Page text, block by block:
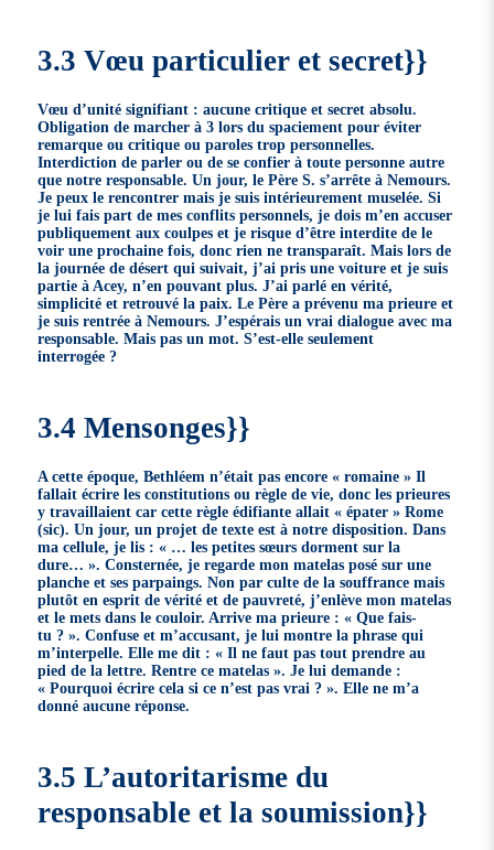
3.3 Vœu particulier et secret}}
Vœu d’unité signifiant : aucune critique et secret absolu.
Obligation de marcher à 3 lors du spaciement pour éviter
remarque ou critique ou paroles trop personnelles.
Interdiction de parler ou de se confier à toute personne autre
que notre responsable. Un jour, le Père S. s’arrête à Nemours.
Je peux le rencontrer mais je suis intérieurement muselée. Si
je lui fais part de mes conflits personnels, je dois m’en accuser
publiquement aux coulpes et je risque d’être interdite de le
voir une prochaine fois, donc rien ne transparaît. Mais lors de
la journée de désert qui suivait, j’ai pris une voiture et je suis
partie à Acey, n’en pouvant plus. J’ai parlé en vérité,
simplicité et retrouvé la paix. Le Père a prévenu ma prieure et
je suis rentrée à Nemours. J’espérais un vrai dialogue avec ma
responsable. Mais pas un mot. S’est-elle seulement
interrogée ?
3.4 Mensonges}}
A cette époque, Bethléem n’était pas encore « romaine » Il
fallait écrire les constitutions ou règle de vie, donc les prieures
y travaillaient car cette règle édifiante allait « épater » Rome
(sic). Un jour, un projet de texte est à notre disposition. Dans
ma cellule, je lis : « … les petites sœurs dorment sur la
dure… ». Consternée, je regarde mon matelas posé sur une
planche et ses parpaings. Non par culte de la souffrance mais
plutôt en esprit de vérité et de pauvreté, j’enlève mon matelas
et le mets dans le couloir. Arrive ma prieure : « Que fais-
tu ? ». Confuse et m’accusant, je lui montre la phrase qui
m’interpelle. Elle me dit : « Il ne faut pas tout prendre au
pied de la lettre. Rentre ce matelas ». Je lui demande :
« Pourquoi écrire cela si ce n’est pas vrai ? ». Elle ne m’a
donné aucune réponse.
3.5 L’autoritarisme du
responsable et la soumission}}